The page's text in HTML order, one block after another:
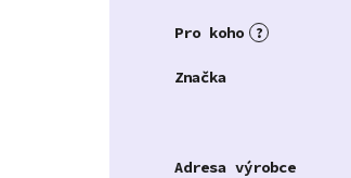
?
Pro koho
Značka
Adresa výrobce